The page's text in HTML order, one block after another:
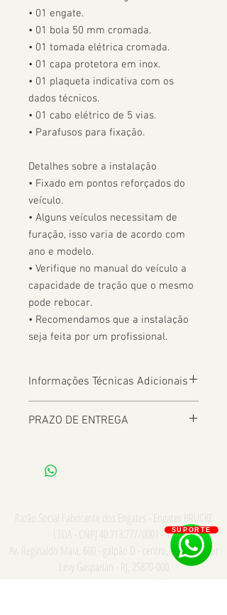
• 01 engate.
• 01 bola 50 mm cromada.
• 01 tomada elétrica cromada.
• 01 capa protetora em inox.
• 01 plaqueta indicativa com os
dados técnicos.
• 01 cabo elétrico de 5 vias.
• Parafusos para fixação.
Detalhes sobre a instalação
• Fixado em pontos reforçados do
veículo.
• Alguns veículos necessitam de
furação, isso varia de acordo com
ano e modelo.
• Verifique no manual do veículo a
capacidade de tração que o mesmo
pode rebocar.
• Recomendamos que a instalação
seja feita por um profissional.
Informações Técnicas Adicionais
PRAZO DE ENTREGA
Localização
Razão Social Fabricante dos Engates - Engates BRUCKE
LTDA - CNPJ
/0001 - 18
Av. Reginaldo Maia, 600 - galpão D - centro, Comendador
Levy Gasparian - RJ,
Vendedor Autorizado BRUCKE
SUPORTE